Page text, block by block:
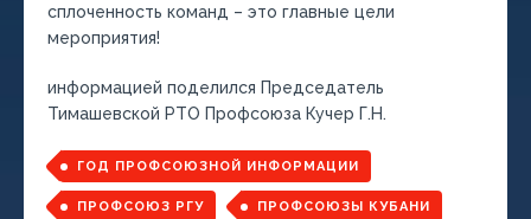
сплоченность команд – это главные цели
мероприятия!
информацией поделился Председатель
Тимашевской РТО Профсоюза Кучер Г.Н.
ГОД ПРОФСОЮЗНОЙ ИНФОРМАЦИИ
ПРОФСОЮЗ РГУ ПРОФСОЮЗЫ КУБАНИ